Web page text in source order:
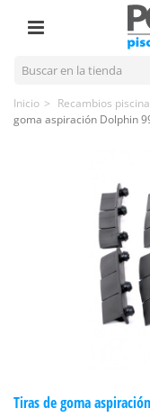
Inicio > Recambios
goma aspiración Dolphin
Tiras de goma